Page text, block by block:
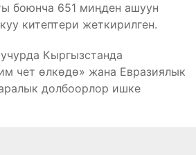
боюнча 651 миңден ашуун
китептери жеткирилген.
Кыргызстанда
чет өлкөдө» жана Евразиялык
долбоорлор ишке